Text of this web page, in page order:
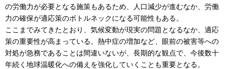
の労働力が必要となる施策もあるため、人口減少が進むなか、労働
力の確保が適応策のボトルネックになる可能性もある。
ここまでみてきたとおり、気候変動が現実の問題となるなか、適応
策の重要性が高まっている。熱中症の増加など、眼前の被害等への
対処が急務であることは間違いないが、長期的な観点で、今後数十
年続く地球温暖化への備えを強化していくことも重要となる。